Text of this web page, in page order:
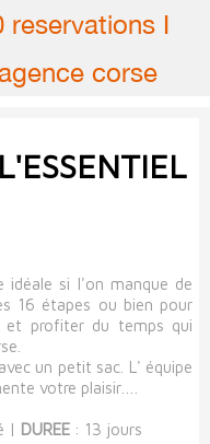
reservations I
corse
16 étapes ou bien pour
et profiter du temps qui
un petit sac. L' équipe
votre plaisir….
| DUREE : 13 jours